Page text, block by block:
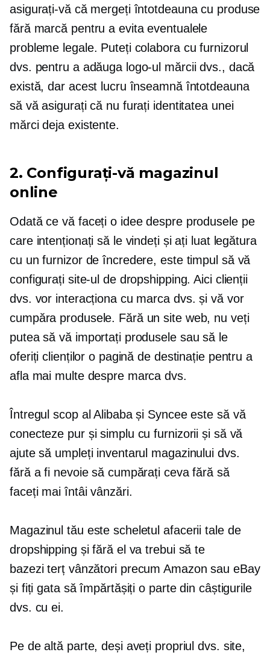
asigurați-vă că mergeți întotdeauna cu produse
fără marcă pentru a evita eventualele
probleme legale. Puteți colabora cu furnizorul
dvs. pentru a adăuga logo-ul mărcii dvs., dacă
există, dar acest lucru înseamnă întotdeauna
să vă asigurați că nu furați identitatea unei
mărci deja existente.
2. Configurați-vă magazinul
online
Odată ce vă faceți o idee despre produsele pe
care intenționați să le vindeți și ați luat legătura
cu un furnizor de încredere, este timpul să vă
configurați site-ul de dropshipping. Aici clienții
dvs. vor interacționa cu marca dvs. și vă vor
cumpăra produsele. Fără un site web, nu veți
putea să vă importați produsele sau să le
oferiți clienților o pagină de destinație pentru a
afla mai multe despre marca dvs.
Întregul scop al Alibaba și Syncee este să vă
conecteze pur și simplu cu furnizorii și să vă
ajute să umpleți inventarul magazinului dvs.
fără a fi nevoie să cumpărați ceva fără să
faceți mai întâi vânzări.
Magazinul tău este scheletul afacerii tale de
dropshipping și fără el va trebui să te
bazeziterțvânzători precum Amazon sau eBay
și fiți gata să împărtășiți o parte din câștigurile
dvs. cu ei.
Pe de altă parte, deși aveți propriul dvs. site,